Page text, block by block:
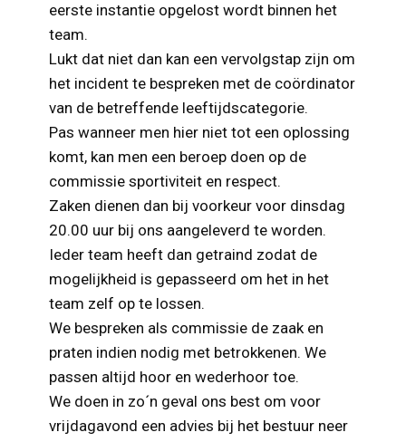
eerste instantie opgelost wordt binnen het
team.
Lukt dat niet dan kan een vervolgstap zijn om
het incident te bespreken met de coördinator
van de betreffende leeftijdscategorie.
Pas wanneer men hier niet tot een oplossing
komt, kan men een beroep doen op de
commissie sportiviteit en respect.
Zaken dienen dan bij voorkeur voor dinsdag
20.00 uur bij ons aangeleverd te worden.
Ieder team heeft dan getraind zodat de
mogelijkheid is gepasseerd om het in het
team zelf op te lossen.
We bespreken als commissie de zaak en
praten indien nodig met betrokkenen. We
passen altijd hoor en wederhoor toe.
We doen in zo´n geval ons best om voor
vrijdagavond een advies bij het bestuur neer